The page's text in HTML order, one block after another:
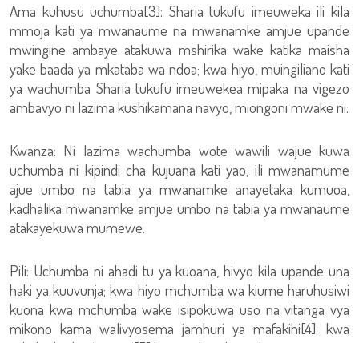
Ama kuhusu uchumba[3]: Sharia tukufu imeuweka ili kila
mmoja kati ya mwanaume na mwanamke amjue upande
mwingine ambaye atakuwa mshirika wake katika maisha
yake baada ya mkataba wa ndoa; kwa hiyo, muingiliano kati
ya wachumba Sharia tukufu imeuwekea mipaka na vigezo
ambavyo ni lazima kushikamana navyo, miongoni mwake ni:
Kwanza: Ni lazima wachumba wote wawili wajue kuwa
uchumba ni kipindi cha kujuana kati yao, ili mwanamume
ajue umbo na tabia ya mwanamke anayetaka kumuoa,
kadhalika mwanamke amjue umbo na tabia ya mwanaume
atakayekuwa mumewe.
Pili: Uchumba ni ahadi tu ya kuoana, hivyo kila upande una
haki ya kuuvunja; kwa hiyo mchumba wa kiume haruhusiwi
kuona kwa mchumba wake isipokuwa uso na vitanga vya
mikono kama walivyosema jamhuri ya mafakihi[4]; kwa